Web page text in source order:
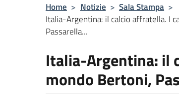
Home > Notizie > Sala Stampa >
Italia-Argentina: il calcio affratella. I
Passarella...
Italia-Argentina: il
mondo Bertoni,